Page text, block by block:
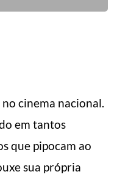
cinema nacional.
em tantos
que pipocam ao
sua própria